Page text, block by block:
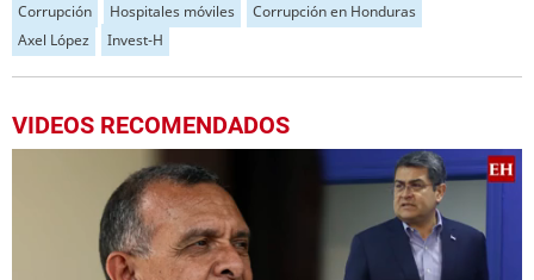
Corrupción Hospitales móviles
Corrupción en Honduras
Axel López
Invest-H
VIDEOS RECOMENDADOS